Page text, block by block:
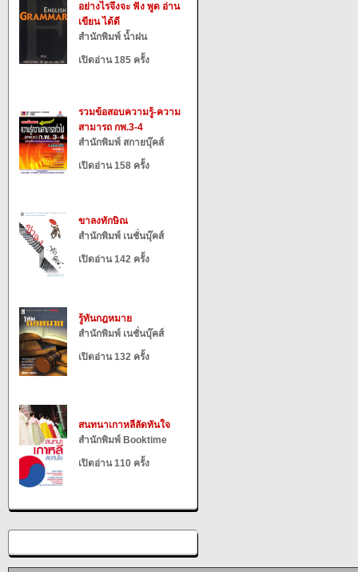
อย่างไรจึงจะ ฟัง พูด อ่าน
เขียน ได้ดี
สำนักพิมพ์ น้ำฝน
เปิดอ่าน 185 ครั้ง
รวมข้อสอบความรู้-ความ
สามารถ กพ.3-4
สำนักพิมพ์ สกายบุ๊คส์
เปิดอ่าน 158 ครั้ง
ขาลงทักษิณ
สำนักพิมพ์ เนชั่นบุ๊คส์
เปิดอ่าน 142 ครั้ง
รู้ทันกฎหมาย
สำนักพิมพ์ เนชั่นบุ๊คส์
เปิดอ่าน 132 ครั้ง
สนทนาเกาหลีลัดทันใจ
สำนักพิมพ์ Booktime
เปิดอ่าน 110 ครั้ง